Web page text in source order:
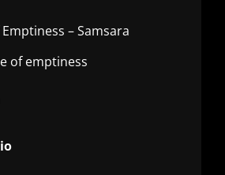
– Samsara
of emptiness